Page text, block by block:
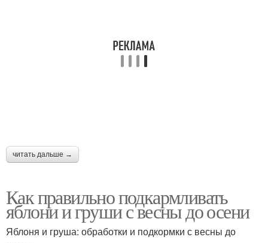
читать дальше →
Как правильно подкармливать
яблони и груши с весны до осени
Яблоня и груша: обработки и подкормки с весны до